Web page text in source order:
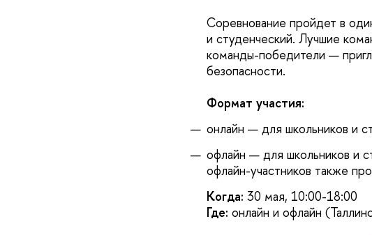
Соревнование пройдет в
и студенческий. Лучшие
команды-победители —
безопасности.
Формат участия:
онлайн — для школьников и
офлайн — для школьников и
офлайн-участников также
Когда: 30 мая, 10:00-18:00
Где: онлайн и офлайн